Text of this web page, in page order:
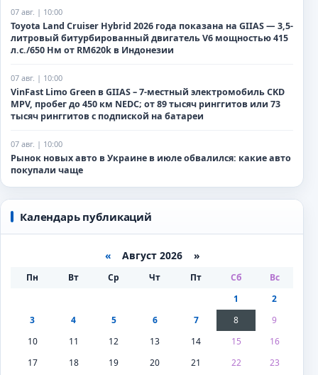
07 авг. | 10:00
Toyota Land Cruiser Hybrid 2026 года показана на GIIAS — 3,5-
литровый битурбированный двигатель V6 мощностью 415
л.с./650 Нм от RM620k в Индонезии
07 авг. | 10:00
VinFast Limo Green в GIIAS – 7-местный электромобиль CKD
MPV, пробег до 450 км NEDC; от 89 тысяч ринггитов или 73
тысяч ринггитов с подпиской на батареи
07 авг. | 10:00
Рынок новых авто в Украине в июле обвалился: какие авто
покупали чаще
Календарь публикаций
«Август 2026 »
Пн Вт Ср Чт Пт Сб
Вс
1
2
3
4 5 6 7 8
9
10
11 12 13 14 15
16
17
18 19 20 21 22
23